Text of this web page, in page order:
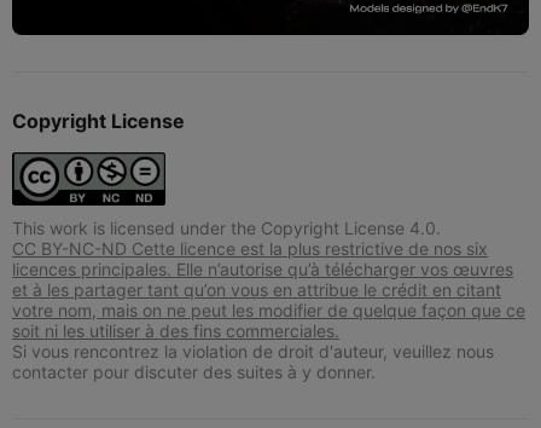
Copyright License
This work is licensed under the Copyright License 4.0.
CC BY-NC-ND Cette licence est la plus restrictive de nos six
licences principales. Elle n’autorise qu’à télécharger vos œuvres
et à les partager tant qu’on vous en attribue le crédit en citant
votre nom, mais on ne peut les modifier de quelque façon que ce
soit ni les utiliser à des fins commerciales.
Si vous rencontrez la violation de droit d'auteur, veuillez nous
contacter pour discuter des suites à y donner.